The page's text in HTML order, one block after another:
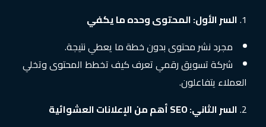
السر الأول: المحتوى وحده ما يكفي
مجرد نشر محتوى بدون خطة ما يعطي نتيجة.
شركة تسويق رقمي تعرف كيف تخطط المحتوى وتخلي
العملاء يتفاعلون.
السر الثاني: SEO أهم من الإعلانات العشوائية